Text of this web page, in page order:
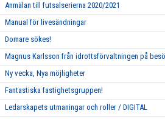
Anmälan till futsalserierna 2020/2021
Manual för livesändningar
Domare sökes!
Magnus Karlsson från idrottsförvaltningen på
Ny vecka, Nya möjligheter
Fantastiska fastighetsgruppen!
Ledarskapets utmaningar och roller / DIGITAL